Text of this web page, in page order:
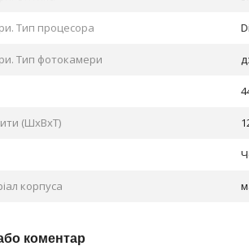
Тип процесора Di
Тип фотокамери
(ШхВхТ)
корпуса
коментар